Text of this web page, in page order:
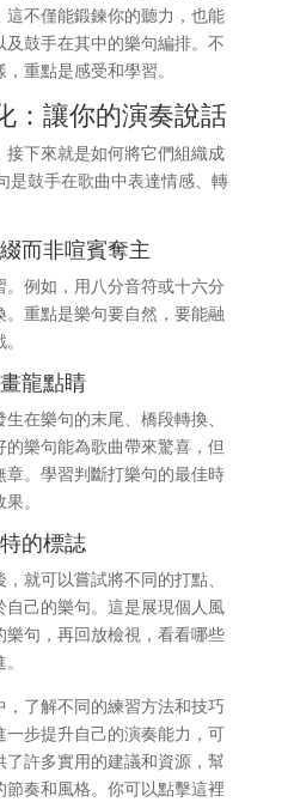
不僅能鍛鍊你的聽力，也能
鼓手在其中的樂句編排。不
重點是感受和學習。
：讓你的演奏說話
下來就是如何將它們組織成
是鼓手在歌曲中表達情感、轉
而非喧賓奪主
例如，用八分音符或十六分
重點是樂句要自然，要能融
龍點睛
在樂句的末尾、橋段轉換、
樂句能為歌曲帶來驚喜，但
。學習判斷打樂句的最佳時
。
的標誌
就可以嘗試將不同的打點、
己的樂句。這是展現個人風
句，再回放檢視，看看哪些
了解不同的練習方法和技巧
步提升自己的演奏能力，可
許多實用的建議和資源，幫
奏和風格。你可以點擊這裡